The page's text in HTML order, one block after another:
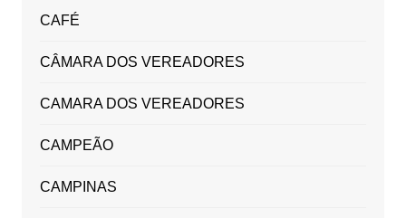
CAFÉ
CÂMARA DOS VEREADORES
CAMARA DOS VEREADORES
CAMPEÃO
CAMPINAS